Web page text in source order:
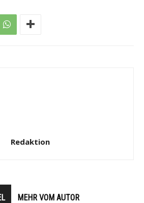
Redaktion
MEHR VOM AUTOR